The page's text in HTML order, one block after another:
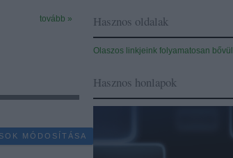
Hasznos oldalak
Olaszos linkjeink folyamatosan
Hasznos honlapok
tovább »
MÓDOSÍTÁSA